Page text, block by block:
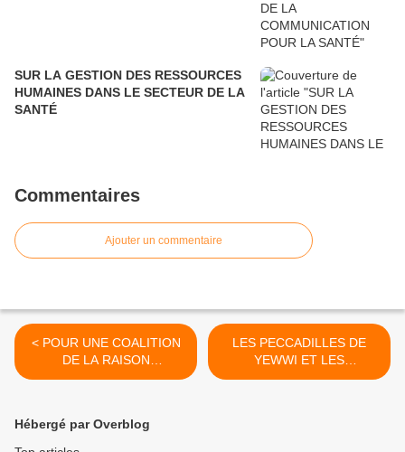
SUR LA GESTION DES RESSOURCES
HUMAINES DANS LE SECTEUR DE LA
SANTÉ
Commentaires
Ajouter un commentaire
< POUR UNE COALITION
DE LA RAISON
(RETROUVÉE) !
LES PECCADILLES DE
YEWWI ET LES
FORFAITURES DE BENNO
Hébergé par Overblog